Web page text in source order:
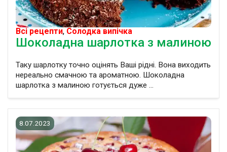
Всі рецепти, Солодка випічка
Шоколадна шарлотка з малиною
Таку шарлотку точно оцінять Ваші рідні. Вона виходить
нереально смачною та ароматною. Шоколадна
шарлотка з малиною готується дуже ...
8.07.2023